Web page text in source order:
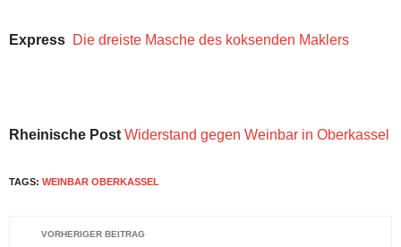
Express Die dreiste Masche des koksenden Maklers
Rheinische Post Widerstand gegen Weinbar in Oberkassel
TAGS: WEINBAR OBERKASSEL
VORHERIGER BEITRAG